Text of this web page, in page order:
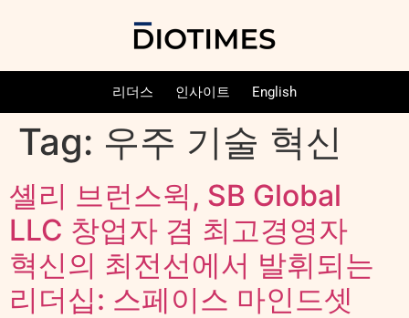
리더스 인사이트 English
Tag: 우주 기술 혁신
셸리 브런스윅, SB Global
LLC 창업자 겸 최고경영자
혁신의 최전선에서 발휘되는
리더십: 스페이스 마인드셋